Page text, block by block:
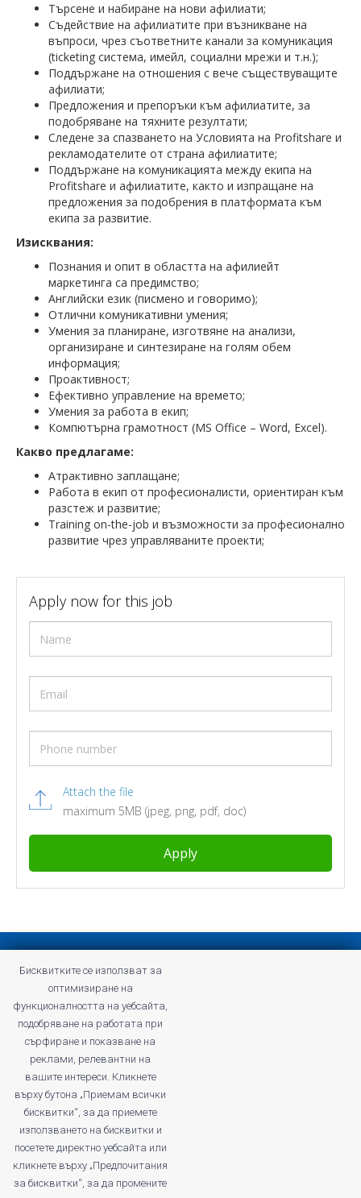
Търсене и набиране на нови афилиати;
Съдействие на афилиатите при възникване на
въпроси, чрез съответните канали за комуникация
(ticketing система, имейл, социални мрежи и т.н.);
Поддържане на отношения с вече съществуващите
афилиати;
Предложения и препоръки към афилиатите, за
подобряване на тяхните резултати;
Следене за спазването на Условията на Profitshare и
рекламодателите от страна афилиатите;
Поддържане на комуникацията между екипа на
Profitshare и афилиатите, както и изпращане на
предложения за подобрения в платформата към
екипа за развитие.
Изисквания:
Познания и опит в областта на афилиейт
маркетинга са предимство;
Английски език (писмено и говоримо);
Отлични комуникативни умения;
Умения за планиране, изготвяне на анализи,
организиране и синтезиране на голям обем
информация;
Проактивност;
Ефективно управление на времето;
Умения за работа в екип;
Компютърна грамотност (MS Office – Word, Excel).
Какво предлагаме:
Атрактивно заплащане;
Работа в екип от професионалисти, ориентиран към
разстеж и развитие;
Training on-the-job и възможности за професионално
развитие чрез управляваните проекти;
Apply now for this job
Attach the file
maximum 5MB (jpeg, png, pdf, doc)
Terms and Conditions of Profitshare
Frequently asked questions
Privacy policy
profitshare.ro
profitshare.bg
© 2026Conversion Marketing SRL
Бисквитките се използват за
оптимизиране на
функционалността на уебсайта,
подобряване на работата при
сърфиране и показване на
реклами, релевантни на
вашите интереси. Кликнете
върху бутона „Приемам всички
бисквитки“, за да приемете
използването на бисквитки и
посетете директно уебсайта или
кликнете върху „Предпочитания
за бисквитки“, за да промените